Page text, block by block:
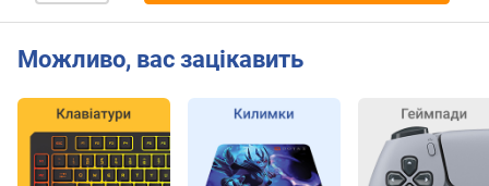
е
с
о
р
а
Можливо, вас зацікавить